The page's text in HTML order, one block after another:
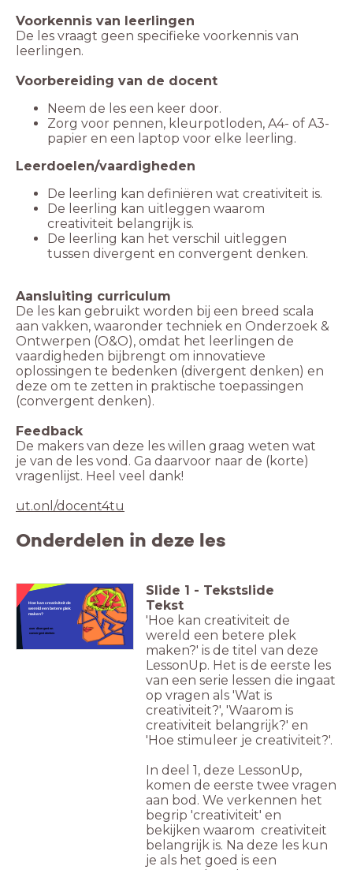
Voorkennis van leerlingen
De les vraagt geen specifieke voorkennis van
leerlingen.
Voorbereiding van de docent
Neem de les een keer door.
Zorg voor pennen, kleurpotloden, A4- of A3-
papier en een laptop voor elke leerling.
Leerdoelen/vaardigheden
De leerling kan definiëren wat creativiteit is.
De leerling kan uitleggen waarom
creativiteit belangrijk is.
De leerling kan het verschil uitleggen
tussen divergent en convergent denken.
Aansluiting curriculum
De les kan gebruikt worden bij een breed scala
aan vakken, waaronder techniek en Onderzoek &
Ontwerpen (O&O), omdat het leerlingen de
vaardigheden bijbrengt om innovatieve
oplossingen te bedenken (divergent denken) en
deze om te zetten in praktische toepassingen
(convergent denken).
Feedback
De makers van deze les willen graag weten wat
je van de les vond. Ga daarvoor naar de (korte)
vragenlijst. Heel veel dank!
ut.onl/docent4tu
Onderdelen in deze les
Hoe kan creativiteit de
wereld een betere plek
maken?
over divergent en
convergent denken
Slide 1 - Tekstslide
Tekst
'Hoe kan creativiteit de
wereld een betere plek
maken?' is de titel van deze
LessonUp. Het is de eerste les
van een serie lessen die ingaat
op vragen als 'Wat is
creativiteit?', 'Waarom is
creativiteit belangrijk?' en
'Hoe stimuleer je creativiteit?'.
In deel 1, deze LessonUp,
komen de eerste twee vragen
aan bod. We verkennen het
begrip 'creativiteit' en
bekijken waarom creativiteit
belangrijk is. Na deze les kun
je als het goed is een